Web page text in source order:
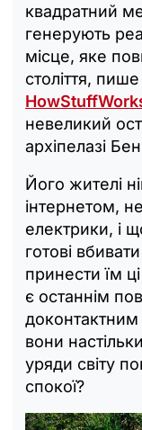
квадратний
генерують
місце, яке
століття, пише
невеликий
архіпелазі
Його жителі
інтернетом,
електрики, і
готові
принести їм ці
є останнім
вони
уряди світу
спокої?